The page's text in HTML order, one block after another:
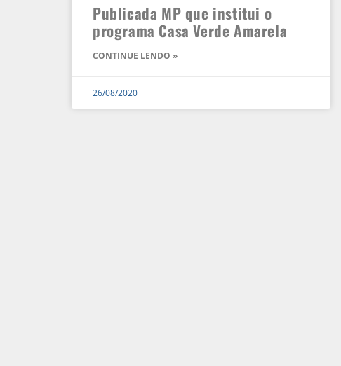
Publicada MP que institui o
programa Casa Verde Amarela
CONTINUE LENDO »
26/08/2020